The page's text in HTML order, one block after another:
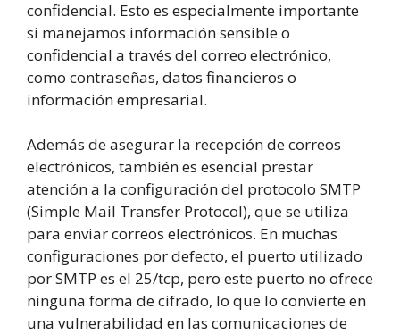
confidencial. Esto es especialmente importante
si manejamos información sensible o
confidencial a través del correo electrónico,
como contraseñas, datos financieros o
información empresarial.
Además de asegurar la recepción de correos
electrónicos, también es esencial prestar
atención a la configuración del protocolo SMTP
(Simple Mail Transfer Protocol), que se utiliza
para enviar correos electrónicos. En muchas
configuraciones por defecto, el puerto utilizado
por SMTP es el 25/tcp, pero este puerto no ofrece
ninguna forma de cifrado, lo que lo convierte en
una vulnerabilidad en las comunicaciones de